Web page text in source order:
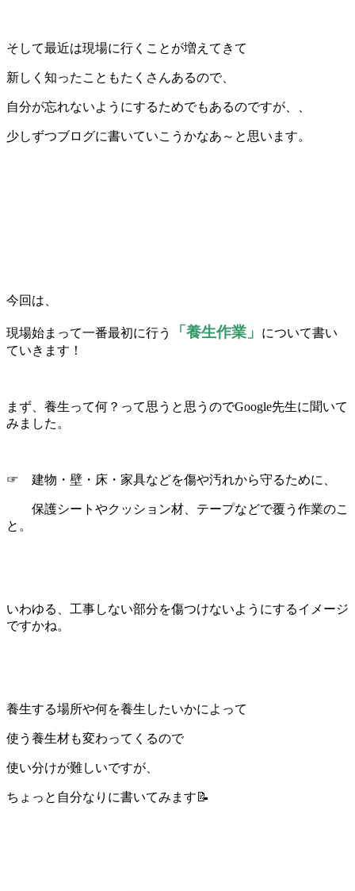
そして最近は現場に行くことが増えてきて
新しく知ったこともたくさんあるので、
自分が忘れないようにするためでもあるのですが、、
少しずつブログに書いていこうかなあ～と思います。
今回は、
現場始まって一番最初に行う 「養生作業」
について書い
ていきます！
まず、養生って何？って思うと思うのでGoogle先生に聞いて
みました。
☞ 建物・壁・床・家具などを傷や汚れから守るために、
保護シートやクッション材、テープなどで覆う作業のこ
と。
いわゆる、工事しない部分を傷つけないようにするイメージ
ですかね。
養生する場所や何を養生したいかによって
使う養生材も変わってくるので
使い分けが難しいですが、
ちょっと自分なりに書いてみます📝